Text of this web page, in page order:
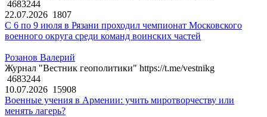
4683244
22.07.2026 1807
С 6 по 9 июля в Рязани проходил чемпионат Московского
военного округа среди команд воинских частей
Розанов Валерий
Журнал "Вестник геополитики" https://t.me/vestnikg
4683244
10.07.2026 15908
Военные учения в Армении: учить миротворчеству или
менять лагерь?